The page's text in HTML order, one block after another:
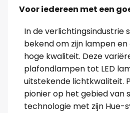
Voor iedereen met een
In de verlichtingsindustrie
bekend om zijn lampen
hoge kwaliteit. Deze
plafondlampen tot LED
uitstekende lichtkwaliteit.
pionier op het gebied van
technologie met zijn Hue-